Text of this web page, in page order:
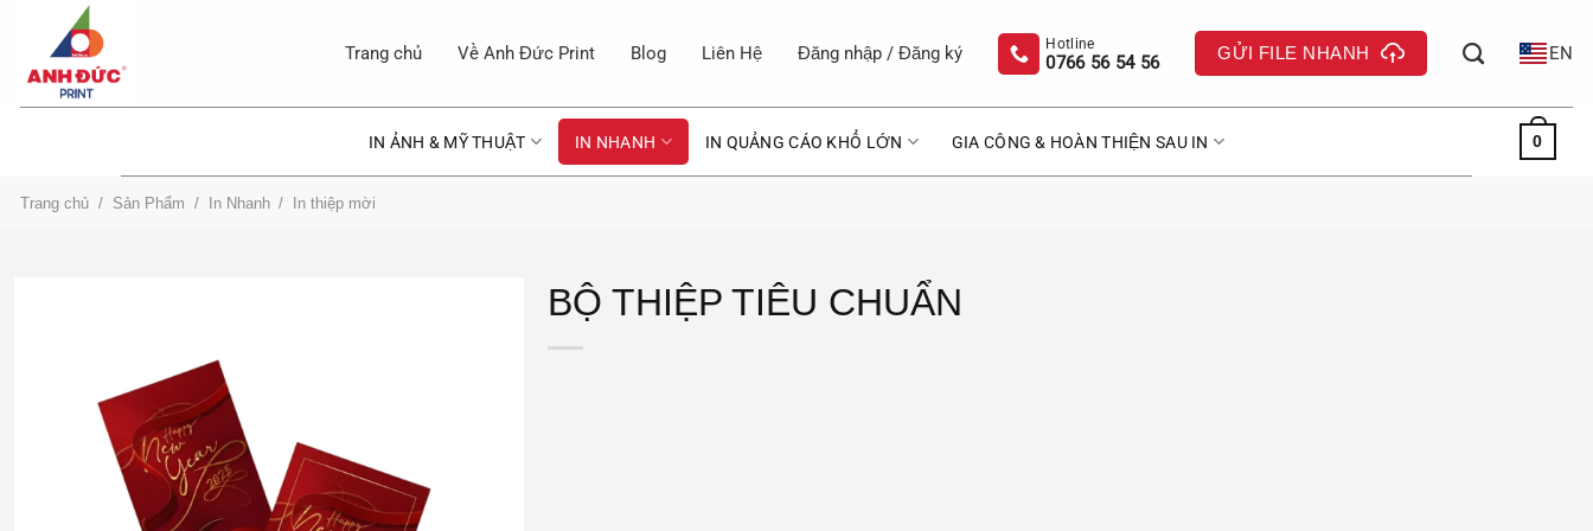
Trang chủ Về Anh Đức Print Blog Liên Hệ Đăng nhập / Đăng ký 0766 56 54 56 GỬI FILE NHANH EN
IN ẢNH & MỸ THUẬT IN NHANH IN QUẢNG CÁO KHỔ LỚN GIA CÔNG & HOÀN THIỆN SAU IN 0
Trang chủ / Sản Phẩm / In Nhanh / In thiệp mời
BỘ THIỆP TIÊU CHUẨN